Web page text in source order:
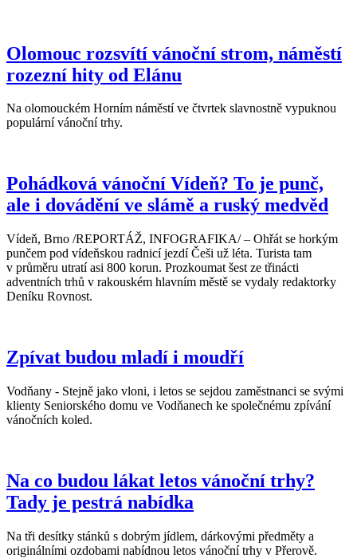
Olomouc rozsvítí vánoční strom, náměstí
rozezní hity od Elánu
Na olomouckém Horním náměstí ve čtvrtek slavnostně vypuknou
populární vánoční trhy.
Pohádková vánoční Vídeň? To je punč,
ale i dovádění ve slámě a ruský medvěd
Vídeň, Brno /REPORTÁŽ, INFOGRAFIKA/ – Ohřát se horkým
punčem pod vídeňskou radnicí jezdí Češi už léta. Turista tam
v průměru utratí asi 800 korun. Prozkoumat šest ze třinácti
adventních trhů v rakouském hlavním městě se vydaly redaktorky
Deníku Rovnost.
Zpívat budou mladí i moudří
Vodňany - Stejně jako vloni, i letos se sejdou zaměstnanci se svými
klienty Seniorského domu ve Vodňanech ke společnému zpívání
vánočních koled.
Na co budou lákat letos vánoční trhy?
Tady je pestrá nabídka
Na tři desítky stánků s dobrým jídlem, dárkovými předměty a
originálními ozdobami nabídnou letos vánoční trhy v Přerově.